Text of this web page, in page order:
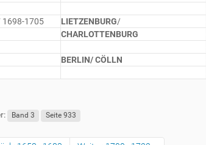
1698-1705
LIETZENBURG/
CHARLOTTENBURG
BERLIN/ CÖLLN
Band 3 Seite 933